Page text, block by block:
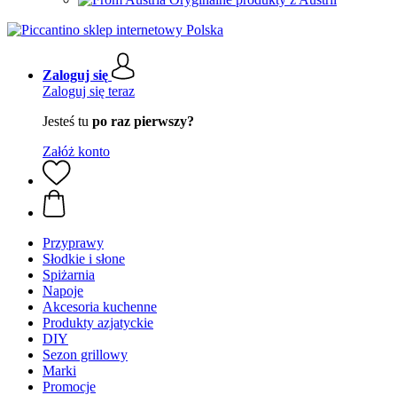
Zaloguj się
Zaloguj się teraz
Jesteś tu po raz pierwszy?
Załóż konto
Przyprawy
Słodkie i słone
Spiżarnia
Napoje
Akcesoria kuchenne
Produkty azjatyckie
DIY
Sezon grillowy
Marki
Promocje